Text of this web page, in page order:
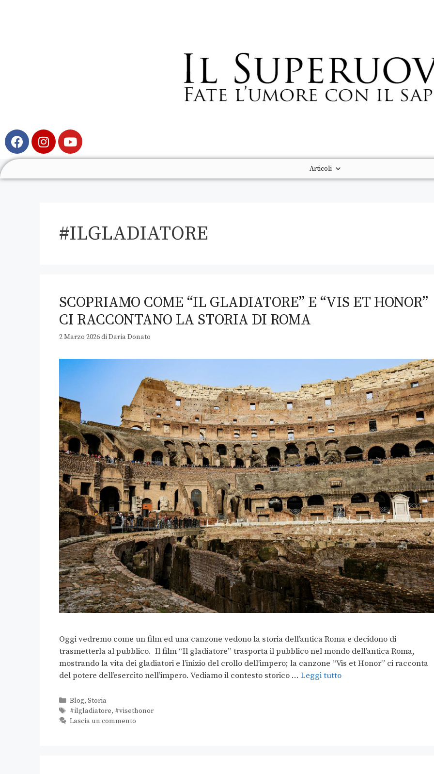
Articoli
#ILGLADIATORE
SCOPRIAMO COME “IL GLADIATORE” E “VIS ET HONOR”
CI RACCONTANO LA STORIA DI ROMA
2 Marzo 2026diDaria Donato
Oggi vedremo come un film ed una canzone vedono la storia dell’antica Roma e decidono di
trasmetterla al pubblico. Il film “Il gladiatore” trasporta il pubblico nel mondo dell’antica Roma,
mostrando la vita dei gladiatori e l’inizio del crollo dell’impero; la canzone “Vis et Honor” ci racconta
del potere dell’esercito nell’impero. Vediamo il contesto storico … Leggi tutto
Blog, Storia
#ilgladiatore, #visethonor
Lascia un commento